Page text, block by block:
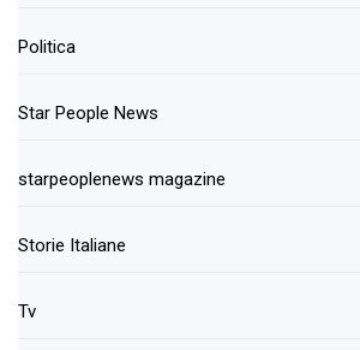
Politica
Star People News
starpeoplenews magazine
Storie Italiane
Tv